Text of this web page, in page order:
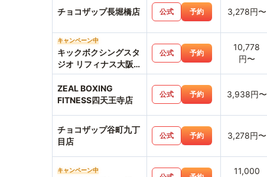
チョコザップ長堀橋店 公式 予約 3,278円〜
キャンペーン中
キックボクシングスタ
ジオ リフィナス大阪心
斎橋店
公式 予約
10,778
円〜
ZEAL BOXING
FITNESS四天王寺店
公式 予約 3,938円〜
チョコザップ谷町九丁
目店
公式 予約 3,278円〜
キャンペーン中
11,000